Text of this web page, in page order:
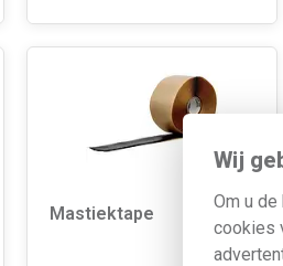
Wij
Om u
cookies
Mastiektape